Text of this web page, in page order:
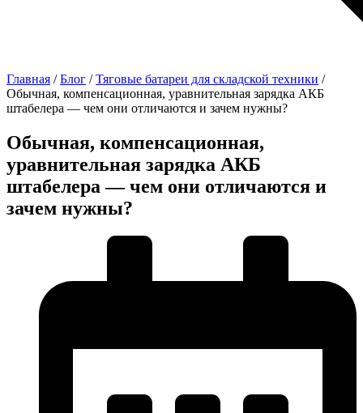
Главная /Блог /Тяговые батареи для складской техники /
Обычная, компенсационная, уравнительная зарядка АКБ
штабелера — чем они отличаются и зачем нужны?
Обычная, компенсационная,
уравнительная зарядка АКБ
штабелера — чем они отличаются и
зачем нужны?